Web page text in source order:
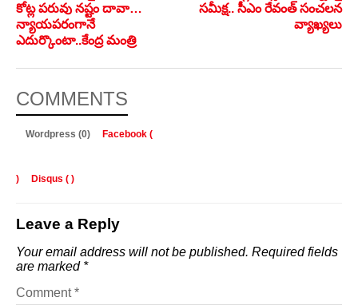
కోట్ల పరువు నష్టం దావా…
న్యాయపరంగానే
ఎదుర్కొంటా..కేంద్ర మంత్రి
సమీక్ష.. సీఎం రేవంత్ సంచలన
వ్యాఖ్యలు
COMMENTS
Wordpress (0) Facebook (
) Disqus ( )
Leave a Reply
Your email address will not be published. Required fields
are marked *
Comment*